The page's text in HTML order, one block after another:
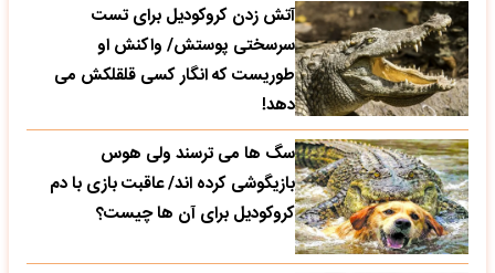
آتش زدن کروکودیل برای تست
سرسختی پوستش/ واکنش او
طوریست که انگار کسی قلقلکش می
دهد!
سگ ها می ترسند ولی هوس
بازیگوشی کرده اند/ عاقبت بازی با دم
کروکودیل برای آن ها چیست؟